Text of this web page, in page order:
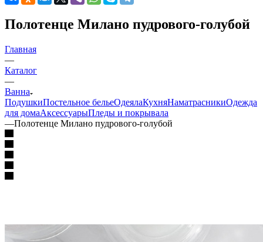
Полотенце Милано пудрового-голубой
Главная
—
Каталог
—
Ванна
ПодушкиПостельное бельеОдеялаКухняНаматрасникиОдежда
для домаАксессуарыПледы и покрывала
—Полотенце Милано пудрового-голубой